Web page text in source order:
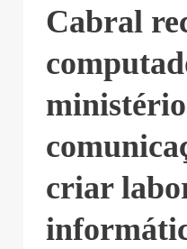
Cabral
criar